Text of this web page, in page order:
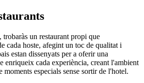
trobaràs un restaurant propi que
cada hoste, afegint un toc de qualitat i
estan dissenyats per a oferir una
enriqueix cada experiència, creant l'ambient
moments especials sense sortir de l'hotel.